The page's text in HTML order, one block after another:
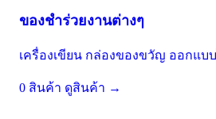
ของชำร่วยงานต่างๆ
เครื่องเขียน กล่องของขวัญ ออกแบ
0 สินค้า ดูสินค้า →